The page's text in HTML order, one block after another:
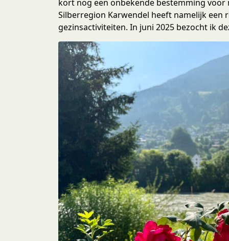
kort nog een onbekende bestemming
Silberregion Karwendel heeft namelijk een
gezinsactiviteiten. In juni 2025 bezocht ik